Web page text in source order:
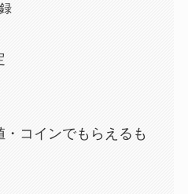
コインでもらえるも